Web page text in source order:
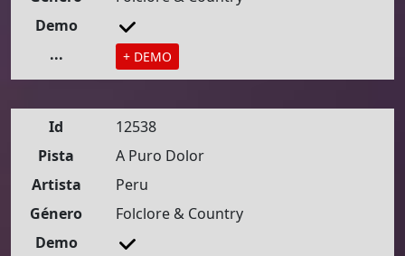
Demo
...
+ DEMO
Id
12538
Pista
A Puro Dolor
Artista
Peru
Género
Folclore & Country
Demo